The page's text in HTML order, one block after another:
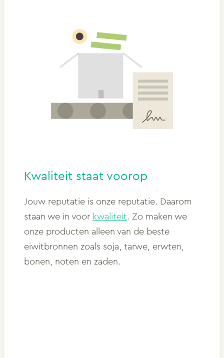
Kwaliteit staat voorop
Jouw reputatie is onze reputatie. Daarom
staan we in voor kwaliteit. Zo maken we
onze producten alleen van de beste
eiwitbronnen zoals soja, tarwe, erwten,
bonen, noten en zaden.